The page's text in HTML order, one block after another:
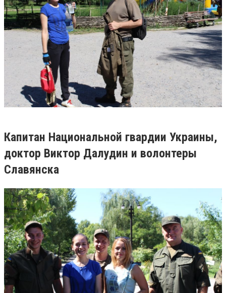
Капитан Национальной гвардии Украины,
доктор Виктор Далудин и волонтеры
Славянска